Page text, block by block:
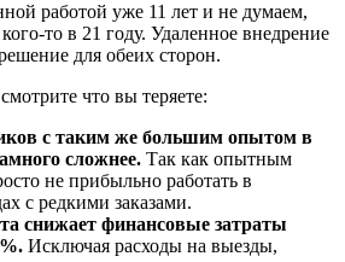
работой уже 11 лет и не думаем,
то в 21 году. Удаленное внедрение
для обеих сторон.
что вы теряете:
с таким же большим опытом в
сложнее. Так как опытным
не прибыльно работать в
с редкими заказами.
снижает финансовые затраты
Исключая расходы на выезды,